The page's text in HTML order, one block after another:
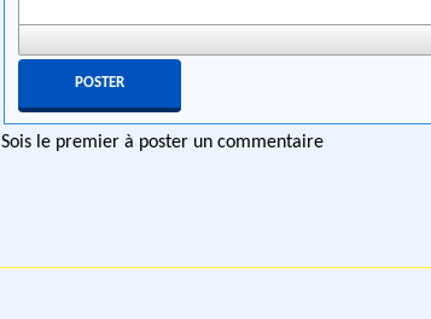
Sois le premier à poster un commentaire